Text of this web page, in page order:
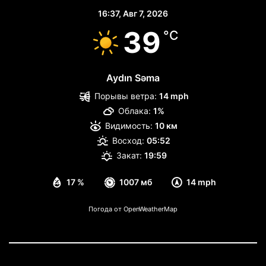
16:37, Авг 7, 2026
39 °C
Aydın Səma
17 % 1007 мб 14 mph
Порывы ветра: 14 mph
Облака: 1%
Видимость: 10 км
Восход: 05:52
Закат: 19:59
Погода от OpenWeatherMap